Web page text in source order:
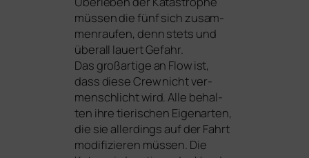
müs­sen die fünf sich zusam­
men­rau­fen, denn stets und
über­all lau­ert Gefahr.
Das groß­ar­ti­ge an Flow ist,
dass die­se Crew nicht ver­
mensch­licht wird. Alle behal­
ten ihre tie­ri­schen Eigenarten,
die sie aller­dings auf der Fahrt
modi­fi­zie­ren müs­sen. Die